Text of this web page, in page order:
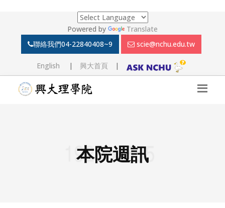
Powered by
Translate
聯絡我們04-22840408~9 scie@nchu.edu.tw
English | 興大首頁|
本院週訊